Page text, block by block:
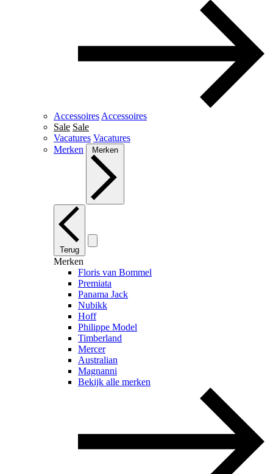
Accessoires Accessoires
Sale Sale
Vacatures Vacatures
Merken
Merken
Terug
Merken
Floris van Bommel
Premiata
Panama Jack
Nubikk
Hoff
Philippe Model
Timberland
Mercer
Australian
Magnanni
Bekijk alle merken